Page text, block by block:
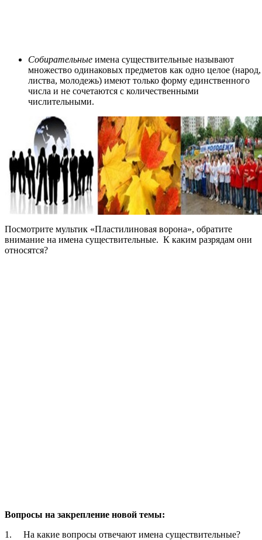
Собирательные имена существительные называют
множество одинаковых предметов как одно целое (народ,
листва, молодежь) имеют только форму единственного
числа и не сочетаются с количественными
числительными.
Посмотрите мультик «Пластилиновая ворона», обратите
внимание на имена существительные. К каким разрядам они
относятся?
Вопросы на закрепление новой темы:
1.
На какие вопросы отвечают имена существительные?